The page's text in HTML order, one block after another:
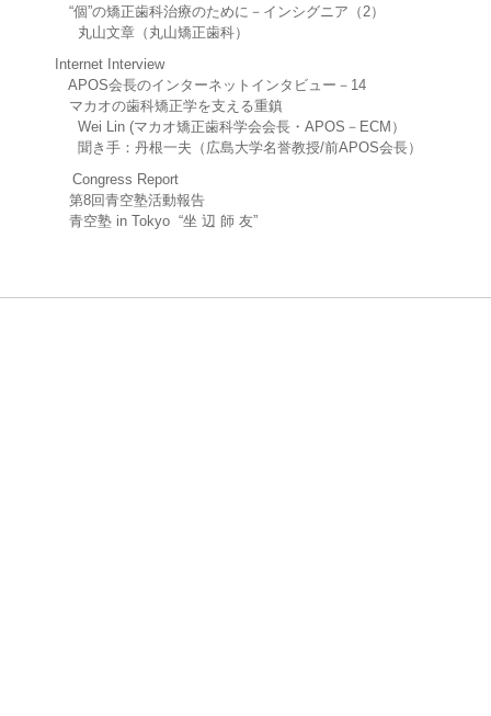
“個”の矯正歯科治療のために－インシグニア（2）
丸山文章（丸山矯正歯科）
Internet Interview
APOS会長のインターネットインタビュー－14
マカオの歯科矯正学を支える重鎮
Wei Lin (マカオ矯正歯科学会会長・APOS－ECM）
聞き手：丹根一夫（広島大学名誉教授/前APOS会長）
Congress Report
第8回青空塾活動報告
青空塾 in Tokyo “坐 辺 師 友”